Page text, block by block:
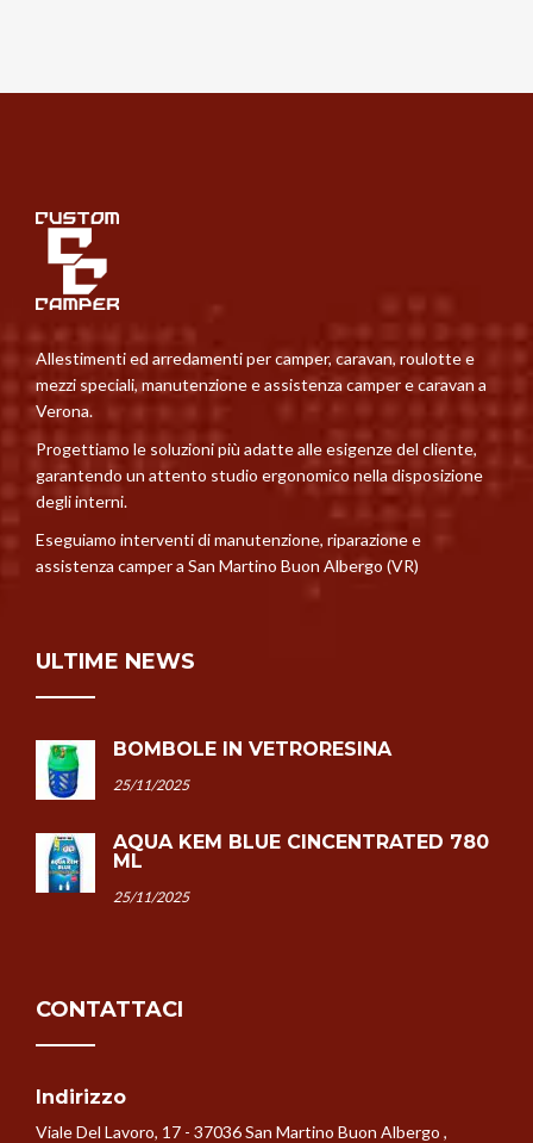
Allestimenti ed arredamenti per camper, caravan, roulotte e
mezzi speciali, manutenzione e assistenza camper e caravan a
Verona.
Progettiamo le soluzioni più adatte alle esigenze del cliente,
garantendo un attento studio ergonomico nella disposizione
degli interni.
Eseguiamo interventi di manutenzione, riparazione e
assistenza camper a San Martino Buon Albergo (VR)
ULTIME NEWS
BOMBOLE IN VETRORESINA
25/11/2025
AQUA KEM BLUE CINCENTRATED 780
ML
25/11/2025
CONTATTACI
Indirizzo
Viale Del Lavoro, 17 - 37036 San Martino Buon Albergo ,